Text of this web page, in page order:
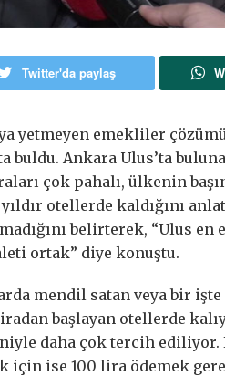
Twitter'da paylaş
yetmeyen emekliler
buldu. Ankara Ulus’ta
çok pahalı, ülkenin
otellerde kaldığını
belirterek, “Ulus
ortak” diye konuştu.
mendil satan veya bir
başlayan otellerde
daha çok tercih
için ise 100 lira ödemek